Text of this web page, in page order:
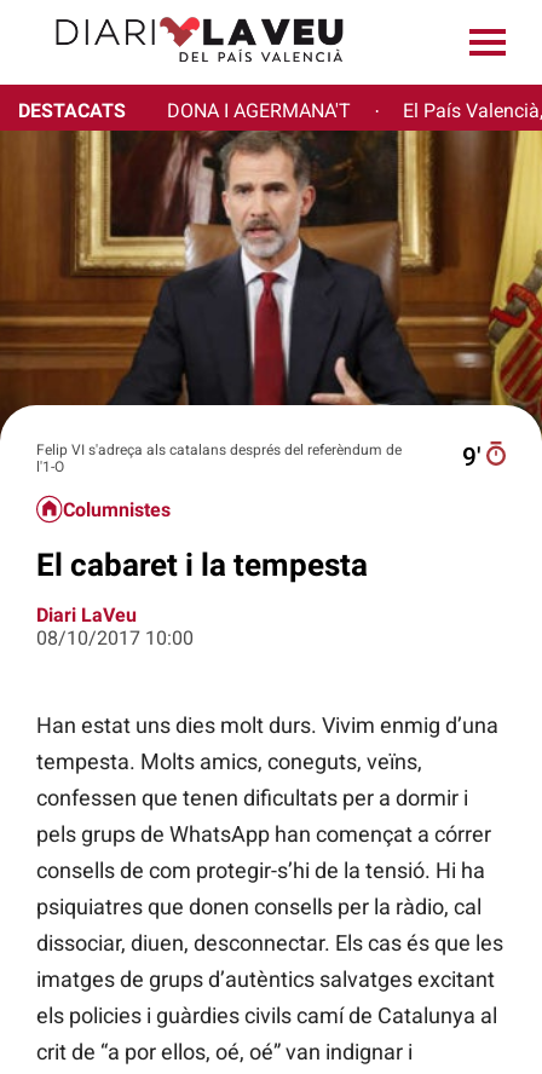
DESTACATS DONA I AGERMANA'T · El País
Felip VI s'adreça als catalans després del referèndum de
l'1-O
9′
Columnistes
El cabaret i la tempesta
Diari LaVeu
08/10/2017 10:00
Han estat uns dies molt durs. Vivim enmig d’una
tempesta. Molts amics, coneguts, veïns,
confessen que tenen dificultats per a dormir i
pels grups de WhatsApp han començat a córrer
consells de com protegir-s’hi de la tensió. Hi ha
psiquiatres que donen consells per la ràdio, cal
dissociar, diuen, desconnectar. Els cas és que les
imatges de grups d’autèntics salvatges excitant
els policies i guàrdies civils camí de Catalunya al
crit de “a por ellos, oé, oé” van indignar i